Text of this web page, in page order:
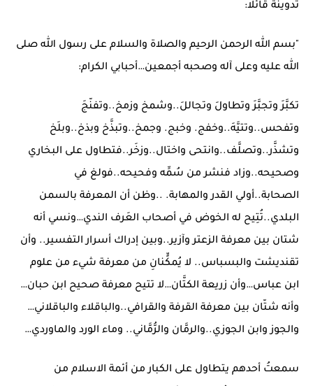
تدوينة قائلا:
"بسم الله الرحمن الرحيم والصلاة والسلام على رسول الله صلى
الله عليه وعلى آله وصحبه أجمعين…أحبابي الكرام:
تكبَّرَ وتجبَّرَ وتطاولَ وتجاللَ..وشمخ وزمخ..وتفنّجَ
وتفحس..وتتيَّهَ..وخفج. وخبج. وجمخ..وتبذَّخ وبذخ..وبلَخ
وتشذَّر..وتصلَّف..وانتحى واختال..وزخَر..فتطاول على البخاري
وصحيحه..وزاد فنشر من سُمِّه وفحيحه..فولغ في
الصحابة..أولي القدر والمهابة. ..وظن أن المعرفة بالسمن
البلدي..تُتِيح له الخوض في أصحاب العَرف الندي…ونسي أنه
شتان بين معرفة الزعتر وآزير..وبين إدراك أسرار التفسير.. وأن
تقنديشت والبسباس.. لا يُمكٍّنانِ من معرفة شيء من علوم
ابن عباس…وأن زريعة الكتَّان…لا تتيح معرفة صحيح ابن حبان…
وأنه شتّان بين معرفة القرفة والقرافي..والباقلاء والباقلاني…
والجوز وابن الجوزي..والرمَّان والرُّمَّاني.. وماء الورد والماوردي…
سمعتُ أحدهم يتطاول على الكبار من أئمة الاسلام من